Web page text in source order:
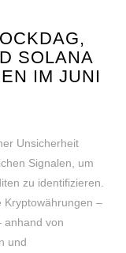
SOLANA
IM JUNI
Unsicherheit
Signalen, um
zu identifizieren.
Kryptowährungen –
anhand von
und